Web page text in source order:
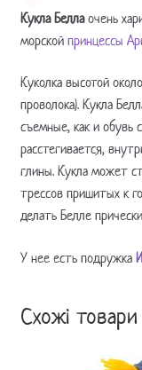
Кукла Беллаочень
морской принцессы
Куколка высотой
проволока). Кукла
съемные, как и обувь
расстегивается,
глины. Кукла может
трессов пришитых к
делать Белле
У нее есть подружка
Схожі товари